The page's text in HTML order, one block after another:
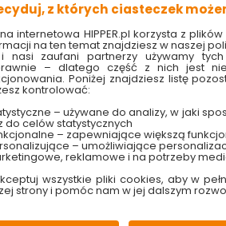
+10°C.
farbę. Jeśli malujesz podłoże z
produkt do struktury powierzchni.
.
z których ciasteczek
internetowa HIPPER.pl korzysta z
na ten temat znajdziesz w naszej
nasi zaufani partnerzy używamy
– dlatego część z nich jest
Poniżej znajdziesz listę
kontrolować:
– używane do analizy, w jaki
do celów statystycznych
– zapewniające większą
– umożliwiające
reklamowe i na potrzeby
wszystkie pliki cookies, aby w
strony i pomóc nam w jej dalszym